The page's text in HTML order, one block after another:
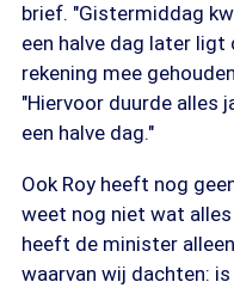
brief. "Gistermiddag
een halve dag later ligt
rekening mee
"Hiervoor duurde alles
een halve dag."
Ook Roy heeft nog
weet nog niet wat
heeft de minister
waarvan wij dachten: